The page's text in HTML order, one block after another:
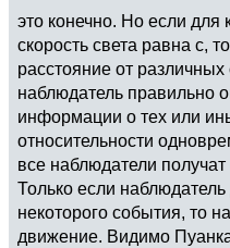
это конечно. Но если для
скорость света равна с,
расстояние от
наблюдатель правильно
информации о тех или
относительности
все наблюдатели получат
Только если
некоторого события, то
движение. Видимо